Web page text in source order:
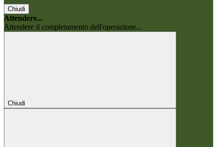
Chiudi
Attendere...
Attendere il completamento dell'operazione...
Chiudi